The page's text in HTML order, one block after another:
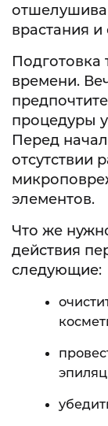
врастания
Подготовка
времени.
процедуры
Перед
отсутствии
элементов.
Что же
действия
следующие: